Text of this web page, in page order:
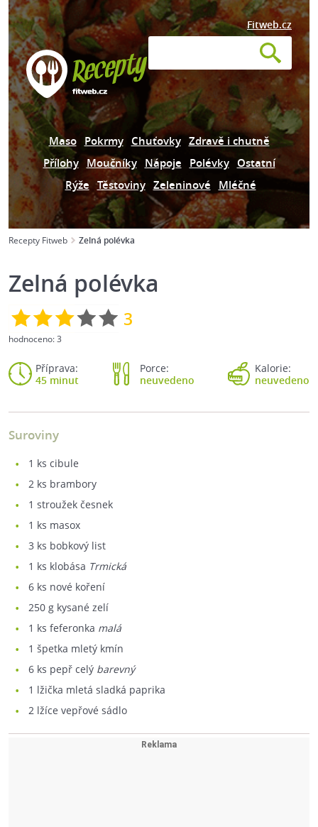
Fitweb.cz
Maso Pokrmy Chuťovky Zdravě i chutně
Přílohy Moučníky Nápoje Polévky Ostatní
Rýže Těstoviny Zeleninové Mléčné
Recepty Fitweb Zelná polévka
Zelná polévka
3
hodnoceno:3
Příprava:
45 minut
Porce:
neuvedeno
Kalorie:
neuvedeno
Suroviny
1 ks cibule
2 ks brambory
1 stroužek česnek
1 ks masox
3 ks bobkový list
1 ks klobása Trmická
6 ks nové koření
250 g kysané zelí
1 ks feferonka malá
1 špetka mletý kmín
6 ks pepř celý barevný
1 lžička mletá sladká paprika
2 lžíce vepřové sádlo